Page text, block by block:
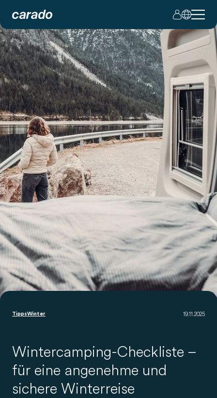
TippsWinter 19.11.2025
Wintercamping-Checkliste –
für eine angenehme und
sichere Winterreise